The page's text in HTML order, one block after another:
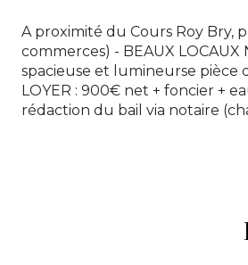
A proximité du Cours Roy Bry,
commerces) - BEAUX
spacieuse et lumineurse pièce
LOYER : 900€ net + foncier +
rédaction du bail via notaire